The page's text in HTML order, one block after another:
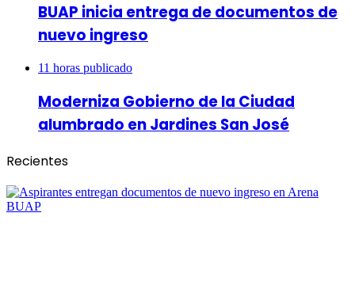
BUAP inicia entrega de documentos de
nuevo ingreso
11 horas publicado
Moderniza Gobierno de la Ciudad
alumbrado en Jardines San José
Recientes